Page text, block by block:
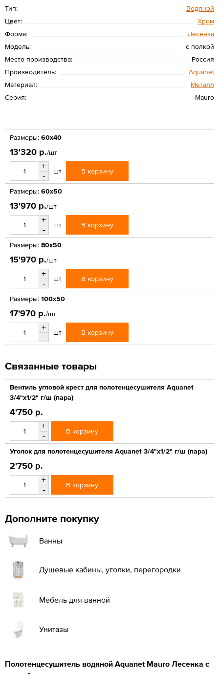
Тип:
Водяной
Цвет:
Хром
Форма:
Лесенка
Модель:
с полкой
Место производства:
Россия
Производитель:
Aquanet
Материал:
Металл
Серия:
Mauro
Размеры: 60х40
13'320 р./шт
+
-
шт В корзину
Размеры: 60x50
13'970 р./шт
+
-
шт В корзину
Размеры: 80х50
15'970 р./шт
+
-
шт В корзину
Размеры: 100x50
17'970 р./шт
+
-
шт В корзину
Связанные товары
Вентиль угловой крест для полотенцесушителя Aquanet
3/4"x1/2" г/ш (пара)
4'750 р.
+
-
В корзину
Уголок для полотенцесушителя Aquanet 3/4"x1/2" г/ш (пара)
2'750 р.
+
-
В корзину
Дополните покупку
Ванны
Душевые кабины, уголки, перегородки
Мебель для ванной
Унитазы
Полотенцесушитель водяной Aquanet Mauro Лесенка с